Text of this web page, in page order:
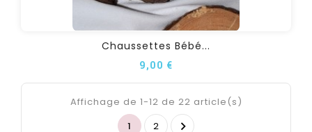
Chaussettes Bébé...
9,00 €
Affichage de 1-12 de 22 article(s)
1
2 